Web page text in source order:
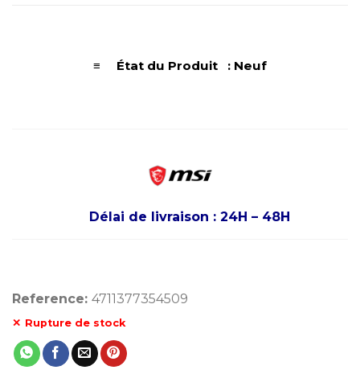
≡ État du Produit : Neuf
Délai de livraison : 24H – 48H
Reference: 4711377354509
Rupture de stock